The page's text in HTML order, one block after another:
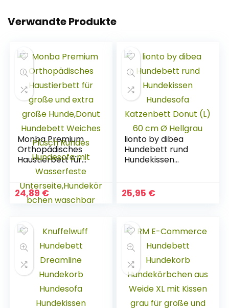
Verwandte Produkte
Monba Premium
Orthopädisches
Haustierbett für
große und extra
große Hunde,Donut
Hundebett
Weiches Plüsch
Unterseite,Hundekö
rbchen waschbar
24,89 €
lionto by dibea
Hundebett rund
Hundekissen
(L) 60 cm Ø
Hellgrau
25,95 €